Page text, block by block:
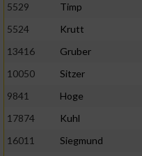
5529
Timp
5524
Krutt
13416
Gruber
10050
Sitzer
9841
Hoge
17874
Kuhl
16011
Siegmund